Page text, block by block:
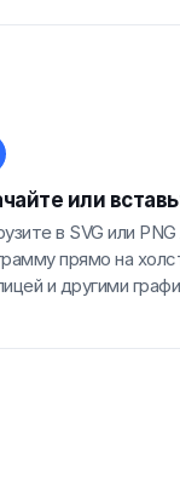
или
в SVG или
прямо на
и другими